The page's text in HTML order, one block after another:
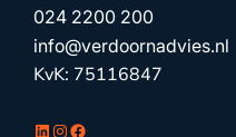
024 2200 200
info@verdoornadvies.nl
KvK: 75116847